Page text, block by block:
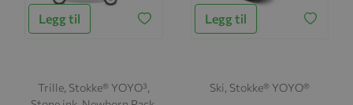
Legg til
Trille, Stokke® YOYO³,
Legg til
Ski, Stokke® YOYO®